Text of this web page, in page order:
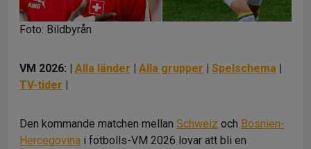
Foto: Bildbyrån
VM 2026: | Alla länder | Alla grupper | Spelschema |
TV-tider |
Den kommande matchen mellan Schweiz och Bosnien-
Hercegovina i fotbolls-VM 2026 lovar att bli en